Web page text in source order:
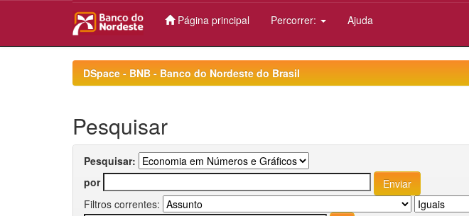
Página principal Percorrer: Ajuda
DSpace - BNB - Banco do Nordeste do Brasil
Pesquisar
Pesquisar:
por
Filtros correntes: